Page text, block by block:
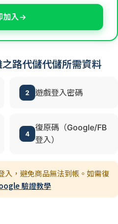
加入
路代儲代儲所需資料
2 遊戲登入密碼
4
復原碼（Google/FB
登入）
入，避免商品無法到帳。如需復
驗證教學